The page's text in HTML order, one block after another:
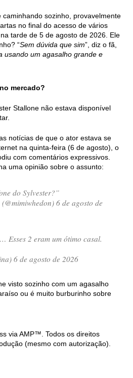
caminhando sozinho, provavelmente
no final do acesso de vários
tarde de 5 de agosto de 2026. Ele
“Sem dúvida que sim”, diz o fã,
usando um agasalho grande e
mercado?
Stallone não estava disponível
notícias de que o ator estava se
na quinta-feira (6 de agosto), o
com comentários expressivos.
uma opinião sobre o assunto:
do Sylvester?”
6 de agosto de
Esses 2 eram um ótimo casal.
6 de agosto de 2026
visto sozinho com um agasalho
ou é muito burburinho sobre
via AMP™. Todos os direitos
(mesmo com autorização).